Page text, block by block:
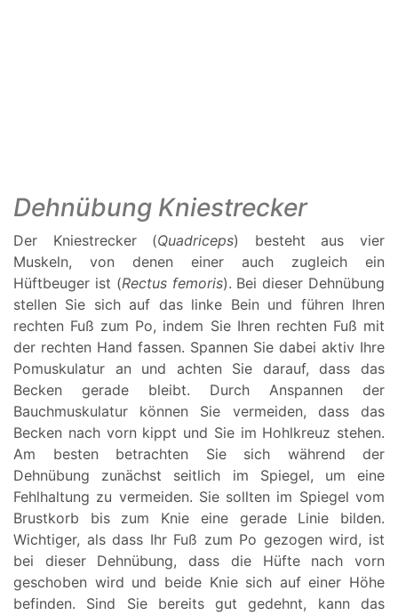
Dehnübung Kniestrecker
Der Kniestrecker (Quadriceps) besteht aus vier
Muskeln, von denen einer auch zugleich ein
Hüftbeuger ist (Rectus femoris). Bei dieser Dehnübung
stellen Sie sich auf das linke Bein und führen Ihren
rechten Fuß zum Po, indem Sie Ihren rechten Fuß mit
der rechten Hand fassen. Spannen Sie dabei aktiv Ihre
Pomuskulatur an und achten Sie darauf, dass das
Becken gerade bleibt. Durch Anspannen der
Bauchmuskulatur können Sie vermeiden, dass das
Becken nach vorn kippt und Sie im Hohlkreuz stehen.
Am besten betrachten Sie sich während der
Dehnübung zunächst seitlich im Spiegel, um eine
Fehlhaltung zu vermeiden. Sie sollten im Spiegel vom
Brustkorb bis zum Knie eine gerade Linie bilden.
Wichtiger, als dass Ihr Fuß zum Po gezogen wird, ist
bei dieser Dehnübung, dass die Hüfte nach vorn
geschoben wird und beide Knie sich auf einer Höhe
befinden. Sind Sie bereits gut gedehnt, kann das